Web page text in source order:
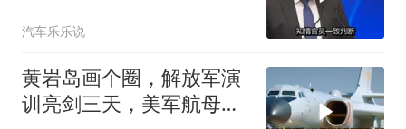
汽车乐乐说
黄岩岛画个圈，解放军演
训亮剑三天，美军航母从